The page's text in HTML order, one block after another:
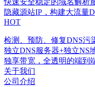
快速安全稳定的域名解析
隐藏源站IP，构建大流量
HOT
检测、预防、修复DNS污
独立DNS服务器+独立NS
独享带宽，全透明的端到
关于我们
公司介绍